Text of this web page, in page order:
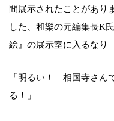
間展示されたことがあり
した、和樂の元編集長K
絵』の展示室に入るなり
「明るい！ 相国寺さん
る！」